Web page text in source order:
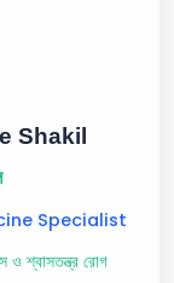
Shakil
Specialist
ও শ্বাসতন্ত্র রোগ